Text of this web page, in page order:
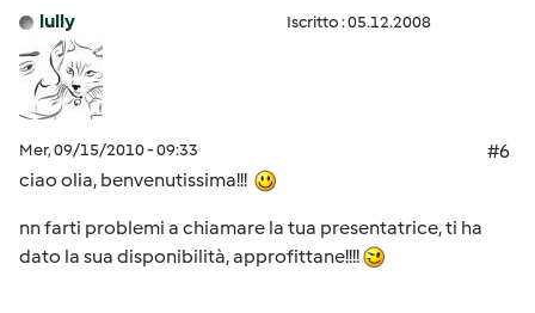
lully Iscritto : 05.12.2008
Mer, 09/15/2010 - 09:33
#6
ciao olia, benvenutissima!!!
nn farti problemi a chiamare la tua presentatrice, ti ha
dato la sua disponibilità, approfittane!!!!